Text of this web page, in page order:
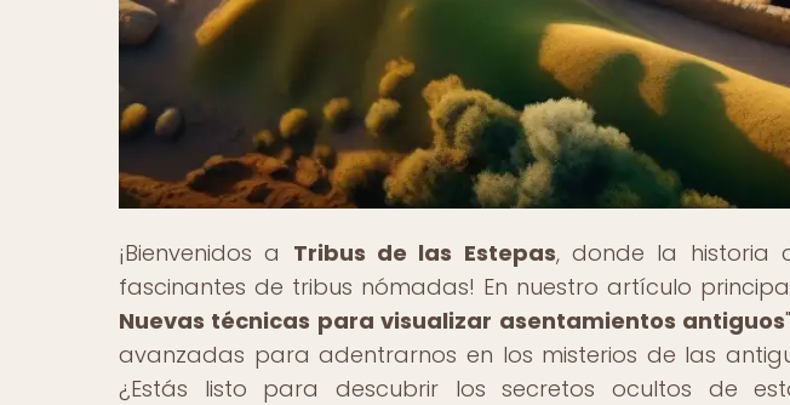
¡Bienvenidos a Tribus de las Estepas, donde la historia
fascinantes de tribus nómadas! En nuestro artículo
Nuevas técnicas para visualizar asentamientos antiguos
avanzadas para adentrarnos en los misterios de las
¿Estás listo para descubrir los secretos ocultos de